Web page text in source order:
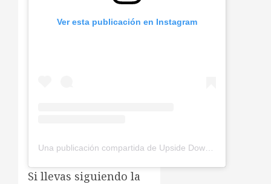
Ver esta publicación en Instagram
Si llevas siguiendo la